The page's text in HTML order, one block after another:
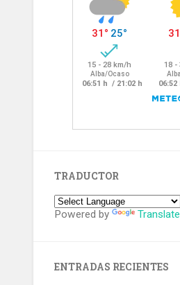
TRADUCTOR
Powered by Translate
ENTRADAS RECIENTES